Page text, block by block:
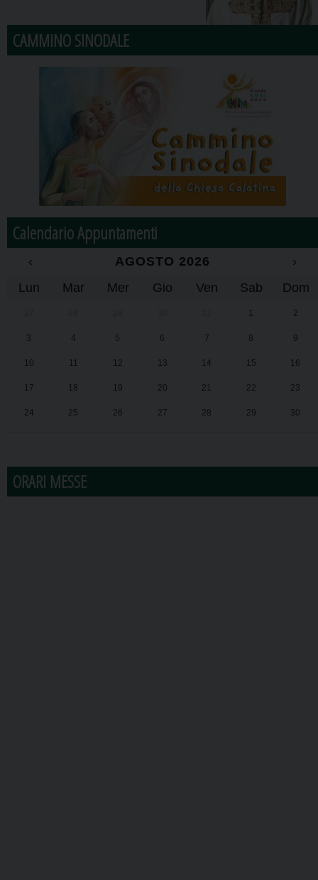
CAMMINO SINODALE
Calendario Appuntamenti
‹ AGOSTO 2026
›
Lun
Mar Mer Gio Ven Sab Dom
1 2
3 4 5 6 7 8 9
10 11 12 13 14 15 16
17 18 19 20 21 22 23
24 25 26 27 28 29 30
ORARI MESSE